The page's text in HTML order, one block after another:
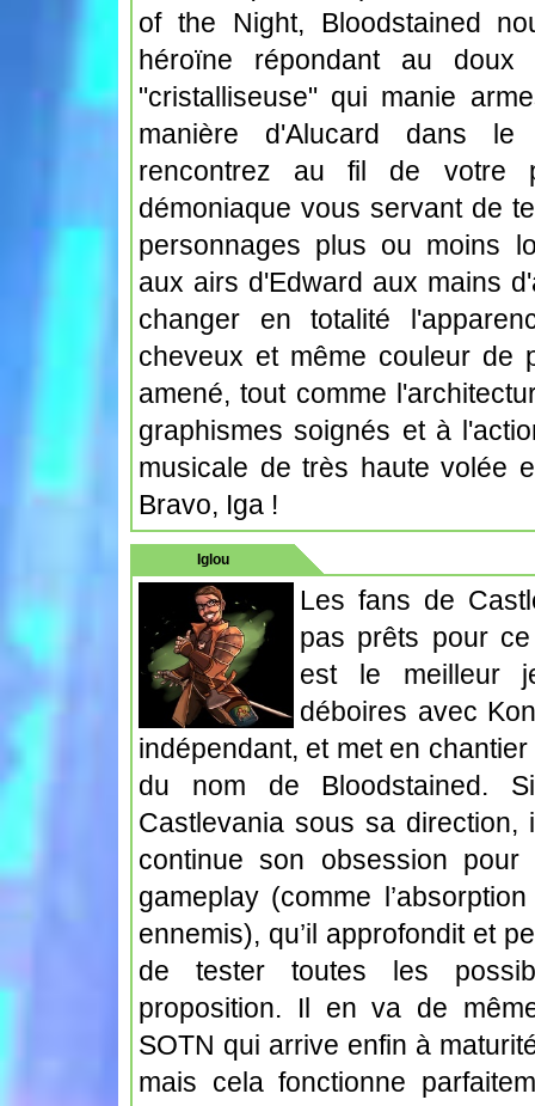
of the Night, Bloodstained
héroïne répondant au
"cristalliseuse" qui manie
manière d'Alucard dans
rencontrez au fil de votre
démoniaque vous servant de
personnages plus ou moins
aux airs d'Edward aux mains
changer en totalité
cheveux et même couleur de
amené, tout comme
graphismes soignés et à
musicale de très haute volée
Bravo, Iga !
Iglou
Les fans de
pas prêts pour
est le meilleur
déboires avec
indépendant, et met en
du nom de Bloodstained.
Castlevania sous sa direction,
continue son obsession pour
gameplay (comme
ennemis), qu’il approfondit et
de tester toutes les
proposition. Il en va de
SOTN qui arrive enfin à
mais cela fonctionne